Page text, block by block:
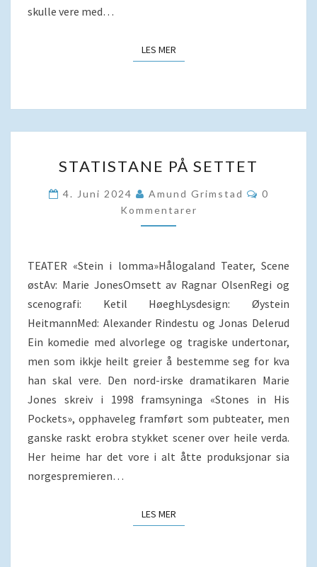
skulle vere med…
LES MERLES MER
PÅ
SETTET
STATISTANE PÅ SETTET
4. Juni 2024 Amund Grimstad
0
Kommentarer
TEATER «Stein i lomma»Hålogaland Teater, Scene
østAv: Marie JonesOmsett av Ragnar OlsenRegi og
scenografi: Ketil HøeghLysdesign: Øystein
HeitmannMed: Alexander Rindestu og Jonas Delerud
Ein komedie med alvorlege og tragiske undertonar,
men som ikkje heilt greier å bestemme seg for kva
han skal vere. Den nord-irske dramatikaren Marie
Jones skreiv i 1998 framsyninga «Stones in His
Pockets», opphaveleg framført som pubteater, men
ganske raskt erobra stykket scener over heile verda.
Her heime har det vore i alt åtte produksjonar sia
norgespremieren…
LES MERLES MER